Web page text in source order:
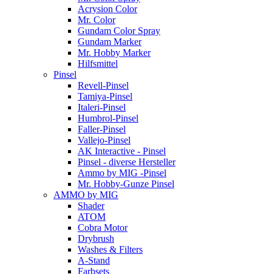
Acrysion Color
Mr. Color
Gundam Color Spray
Gundam Marker
Mr. Hobby Marker
Hilfsmittel
Pinsel
Revell-Pinsel
Tamiya-Pinsel
Italeri-Pinsel
Humbrol-Pinsel
Faller-Pinsel
Vallejo-Pinsel
AK Interactive - Pinsel
Pinsel - diverse Hersteller
Ammo by MIG -Pinsel
Mr. Hobby-Gunze Pinsel
AMMO by MIG
Shader
ATOM
Cobra Motor
Drybrush
Washes & Filters
A-Stand
Farbsets